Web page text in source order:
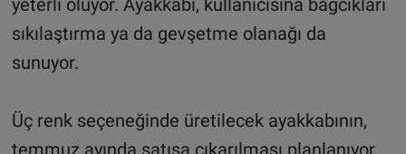
sıkılaştırma ya da gevşetme olanağı da
sunuyor.
Üç renk seçeneğinde üretilecek ayakkabının,
temmuz ayında satışa çıkarılması planlanıyor.